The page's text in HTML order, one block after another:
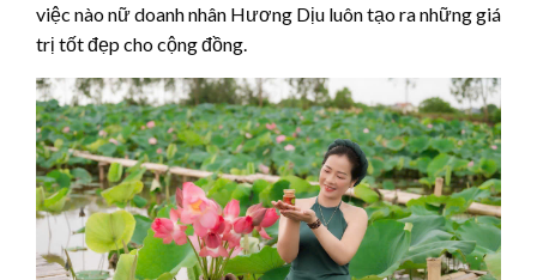
việc nào nữ doanh nhân Hương Dịu luôn tạo ra những giá
trị tốt đẹp cho cộng đồng.